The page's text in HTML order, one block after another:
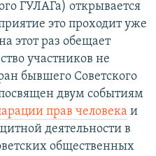
ГУЛАГа) открывается
это проходит уже
этот раз обещает
участников не
бывшего Советского
двум событиям
прав человека и
деятельности в
общественных